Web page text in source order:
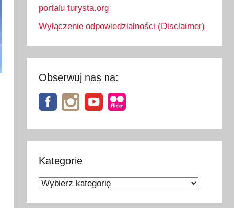
portalu turysta.org
Wyłączenie odpowiedzialności (Disclaimer)
Obserwuj nas na:
Kategorie
Kategorie